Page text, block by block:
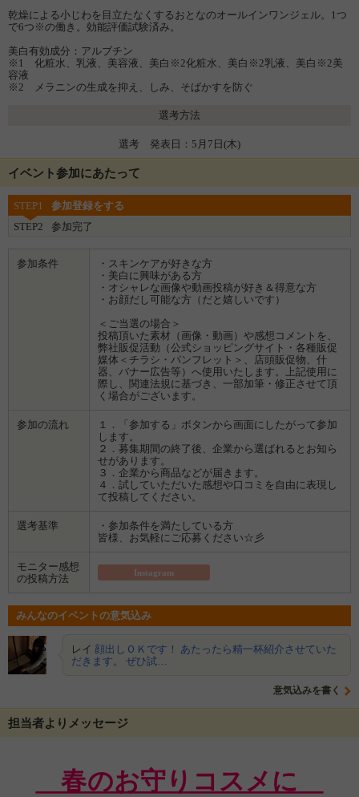
乾燥による小じわを目立たなくするおとなのオールインワンジェル。1つ
で6つ※の働き。効能評価試験済み。
美白有効成分：アルブチン
※1 化粧水、乳液、美容液、美白※2化粧水、美白※2乳液、美白※2美
容液
※2 メラニンの生成を抑え、しみ、そばかすを防ぐ
選考方法
選考 発表日：5月7日(木)
イベント参加にあたって
STEP1
参加登録をする
STEP2
参加完了
参加条件
・スキンケアが好きな方
・美白に興味がある方
・オシャレな画像や動画投稿が好き＆得意な方
・お顔だし可能な方（だと嬉しいです）
＜ご当選の場合＞
投稿頂いた素材（画像・動画）や感想コメントを、
弊社販促活動（公式ショッピングサイト・各種販促
媒体＜チラシ・パンフレット＞、店頭販促物、什
器、バナー広告等）へ使用いたします。上記使用に
際し、関連法規に基づき、一部加筆・修正させて頂
く場合がございます。
参加の流れ
１．「参加する」ボタンから画面にしたがって参加
します。
２．募集期間の終了後、企業から選ばれるとお知ら
せがあります。
３．企業から商品などが届きます。
４．試していただいた感想や口コミを自由に表現し
て投稿してください。
選考基準
・参加条件を満たしている方
皆様、お気軽にご応募ください☆彡
モニター感想
の投稿方法
Instagram
みんなのイベントの意気込み
レイ 顔出しＯＫです！ あたったら精一杯紹介させていた
だきます。 ぜひ試…
意気込みを書く
担当者よりメッセージ
春のお守りコスメに